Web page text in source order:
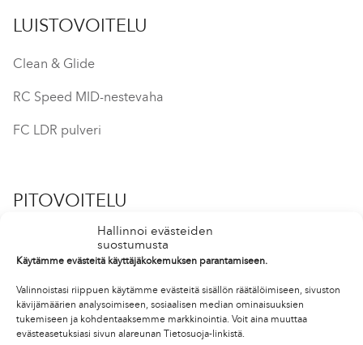
Hallinnoi evästeiden
suostumusta
Käytämme evästeitä käyttäjäkokemuksen parantamiseen.
Valinnoistasi riippuen käytämme evästeitä sisällön räätälöimiseen, sivuston
kävijämäärien analysoimiseen, sosiaalisen median ominaisuuksien
tukemiseen ja kohdentaaksemme markkinointia. Voit aina muuttaa
evästeasetuksiasi sivun alareunan Tietosuoja-linkistä.
LUISTOVOITELU
Clean & Glide
RC Speed MID-nestevaha
FC LDR pulveri
PITOVOITELU
GS Base Super
GF Violet
GF Carrot